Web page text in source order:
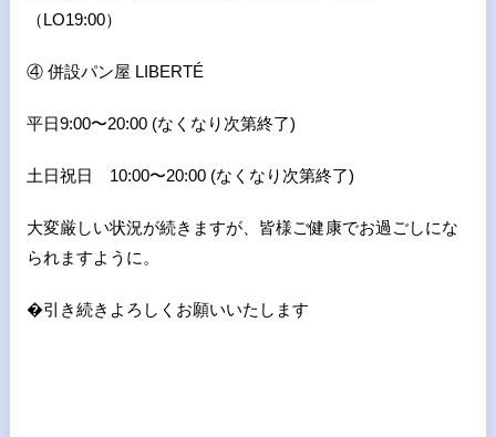
（LO19:00）
④ 併設パン屋 LIBERTÉ
平日9:00〜20:00 (なくなり次第終了)
土日祝日 10:00〜20:00 (なくなり次第終了)
大変厳しい状況が続きますが、皆様ご健康でお過ごしにな
られますように。
�引き続きよろしくお願いいたします